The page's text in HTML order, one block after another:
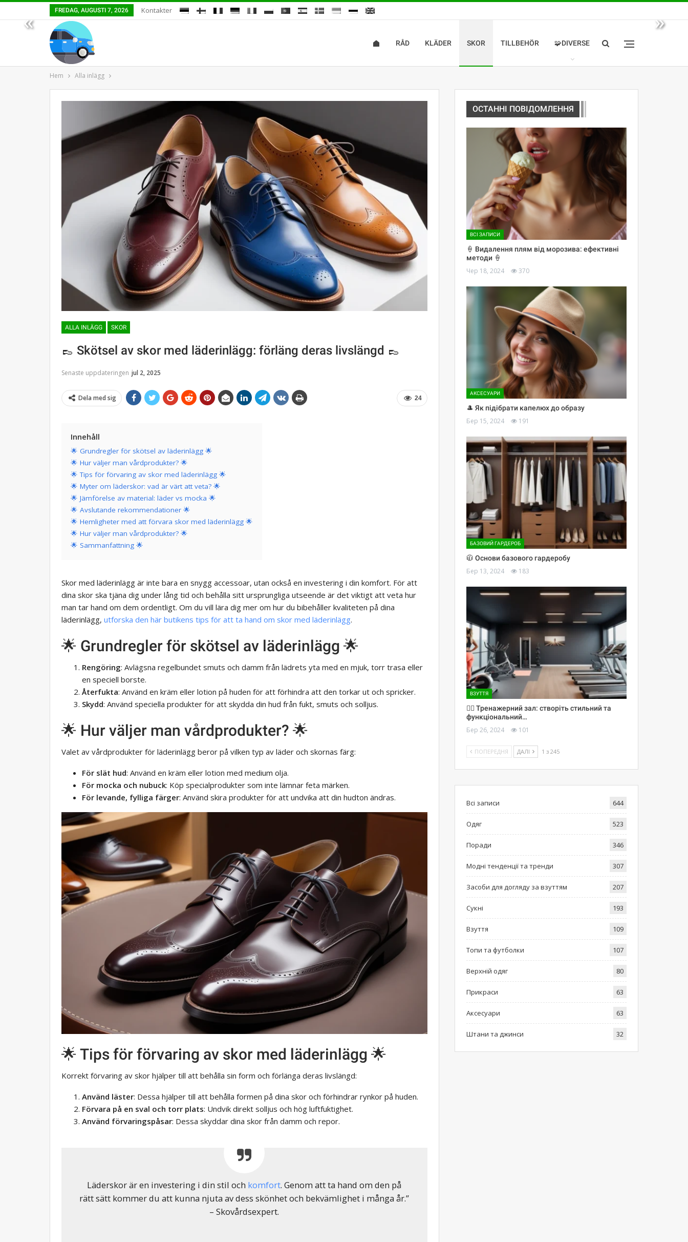
« »
FREDAG, AUGUSTI 7, 2026 Kontakter
RÅD KLÄDER SKOR TILLBEHÖR 🧩DIVERSE
Hem Alla inlägg
ALLA INLÄGG SKOR
👞 Skötsel av skor med läderinlägg: förläng deras livslängd 👞
Senaste uppdateringen jul 2, 2025
24
Dela med sig
Innehåll
🌟 Grundregler för skötsel av läderinlägg 🌟
🌟 Hur väljer man vårdprodukter? 🌟
🌟 Tips för förvaring av skor med läderinlägg 🌟
🌟 Myter om läderskor: vad är värt att veta? 🌟
🌟 Jämförelse av material: läder vs mocka 🌟
🌟 Avslutande rekommendationer 🌟
🌟 Hemligheter med att förvara skor med läderinlägg 🌟
🌟 Hur väljer man vårdprodukter? 🌟
🌟 Sammanfattning 🌟
Skor med läderinlägg är inte bara en snygg accessoar, utan också en investering i din komfort. För att
dina skor ska tjäna dig under lång tid och behålla sitt ursprungliga utseende är det viktigt att veta hur
man tar hand om dem ordentligt. Om du vill lära dig mer om hur du bibehåller kvaliteten på dina
läderinlägg, utforska den här butikens tips för att ta hand om skor med läderinlägg.
🌟 Grundregler för skötsel av läderinlägg 🌟
Rengöring: Avlägsna regelbundet smuts och damm från lädrets yta med en mjuk, torr trasa eller
en speciell borste.
Återfukta: Använd en kräm eller lotion på huden för att förhindra att den torkar ut och spricker.
Skydd: Använd speciella produkter för att skydda din hud från fukt, smuts och solljus.
🌟 Hur väljer man vårdprodukter? 🌟
Valet av vårdprodukter för läderinlägg beror på vilken typ av läder och skornas färg:
För slät hud: Använd en kräm eller lotion med medium olja.
För mocka och nubuck: Köp specialprodukter som inte lämnar feta märken.
För levande, fylliga färger: Använd skira produkter för att undvika att din hudton ändras.
🌟 Tips för förvaring av skor med läderinlägg 🌟
Korrekt förvaring av skor hjälper till att behålla sin form och förlänga deras livslängd:
Använd läster: Dessa hjälper till att behålla formen på dina skor och förhindrar rynkor på huden.
Förvara på en sval och torr plats: Undvik direkt solljus och hög luftfuktighet.
Använd förvaringspåsar: Dessa skyddar dina skor från damm och repor.
Läderskor är en investering i din stil och komfort. Genom att ta hand om den på
rätt sätt kommer du att kunna njuta av dess skönhet och bekvämlighet i många år.”
– Skovårdsexpert.
ОСТАННІ ПОВІДОМЛЕННЯ
ВСІ ЗАПИСИ
🍦 Видалення плям від морозива: ефективні
методи 🍦
Чер 18, 2024 370
АКСЕСУАРИ
🎩 Як підібрати капелюх до образу
Бер 15, 2024 191
БАЗОВИЙ ГАРДЕРОБ
🧥 Основи базового гардеробу
Бер 13, 2024 183
ВЗУТТЯ
🏋️‍♀️ Тренажерний зал: створіть стильний та
функціональний…
Бер 26, 2024 101
ПОПЕРЕДНЯ ДАЛІ 1 з 245
Всі записи 644
Одяг 523
Поради 346
Модні тенденції та тренди 307
Засоби для догляду за взуттям 207
Сукні 193
Взуття 109
Топи та футболки 107
Верхній одяг 80
Прикраси 63
Аксесуари 63
Штани та джинси 32